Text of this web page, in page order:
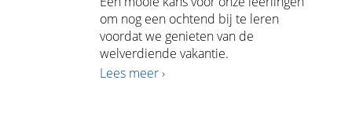
om nog een ochtend bij te leren
voordat we genieten van de
welverdiende vakantie.
Lees meer ›